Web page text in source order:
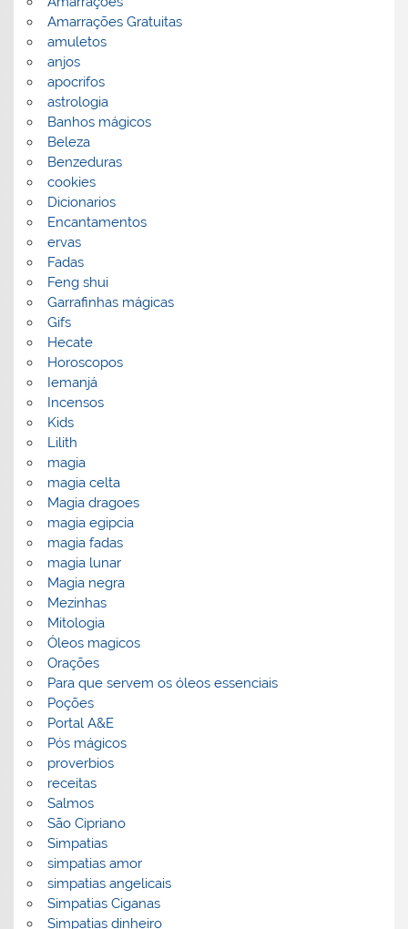
Amarrações Gratuitas
amuletos
anjos
apocrifos
astrologia
Banhos mágicos
Beleza
Benzeduras
cookies
Dicionarios
Encantamentos
ervas
Fadas
Feng shui
Garrafinhas mágicas
Gifs
Hecate
Horoscopos
Iemanjá
Incensos
Kids
Lilith
magia
magia celta
Magia dragoes
magia egipcia
magia fadas
magia lunar
Magia negra
Mezinhas
Mitologia
Óleos magicos
Orações
Para que servem os óleos essenciais
Poções
Portal A&E
Pós mágicos
proverbios
receitas
Salmos
São Cipriano
Simpatias
simpatias amor
simpatias angelicais
Simpatias Ciganas
Simpatias dinheiro